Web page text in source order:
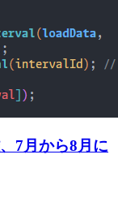
7月から8月に